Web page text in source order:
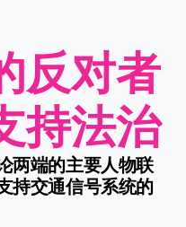
反对者
持法治
两端的主要人物联
持交通信号系统的